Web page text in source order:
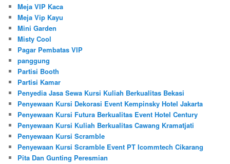
Meja VIP Kaca
Meja Vip Kayu
Mini Garden
Misty Cool
Pagar Pembatas VIP
panggung
Partisi Booth
Partisi Kamar
Penyedia Jasa Sewa Kursi Kuliah Berkualitas Bekasi
Penyewaan Kursi Dekorasi Event Kempinsky Hotel Jakarta
Penyewaan Kursi Futura Berkualitas Event Hotel Century
Penyewaan Kursi Kuliah Berkualitas Cawang Kramatjati
Penyewaan Kursi Scramble
Penyewaan Kursi Scramble Event PT Icommtech Cikarang
Pita Dan Gunting Peresmian